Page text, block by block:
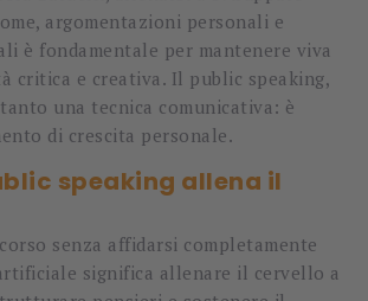
argomentazioni personali e
è fondamentale per mantenere viva
critica e creativa. Il public speaking,
una tecnica comunicativa: è
di crescita personale.
speaking allena il
senza affidarsi completamente
significa allenare il cervello a